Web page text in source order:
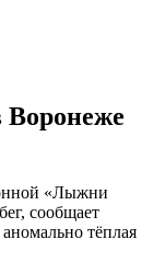
«Лыжни
сообщает
тёплая